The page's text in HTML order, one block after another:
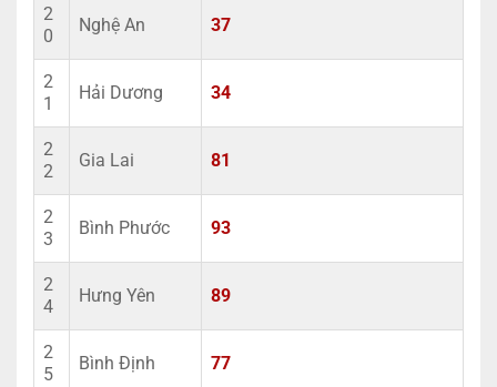
2
0
Nghệ An 37
2
1
Hải Dương 34
2
2
Gia Lai 81
2
3
Bình Phước 93
2
4
Hưng Yên 89
2
5
Bình Định 77